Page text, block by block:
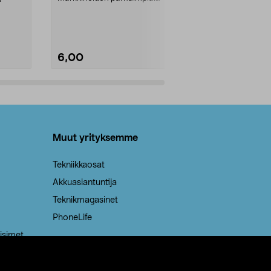
6,00
Muut yrityksemme
Tekniikkaosat
Akkuasiantuntija
Teknikmagasinet
PhoneLife